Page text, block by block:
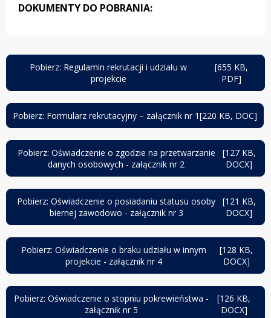
DOKUMENTY DO POBRANIA:
Pobierz: Regulamin rekrutacji i udziału w
projekcie
[655 KB,
PDF]
się
w
nowej
Pobierz: Formularz rekrutacyjny – załącznik nr 1[220 KB, DOC]
otwiera
się
w
nowej
Pobierz: Oświadczenie o zgodzie na przetwarzanie
danych osobowych - załącznik nr 2
[127 KB,
DOCX]
się
w
nowej
Pobierz: Oświadczenie o posiadaniu statusu osoby
biernej zawodowo - załącznik nr 3
[121 KB,
DOCX]
się
w
nowej
Pobierz: Oświadczenie o braku udziału w innym
projekcie - załącznik nr 4
[128 KB,
DOCX]
się
w
nowej
Pobierz: Oświadczenie o stopniu pokrewieństwa -
załącznik nr 5
[126 KB,
DOCX]